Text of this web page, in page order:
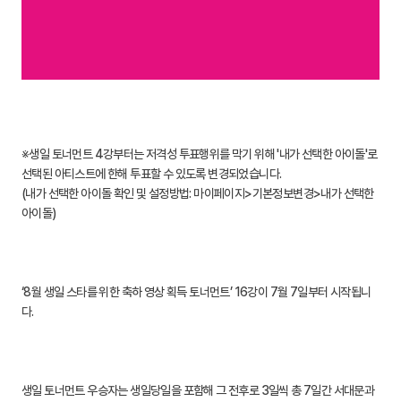
※생일 토너먼트 4강부터는 저격성 투표행위를 막기 위해 '내가 선택한 아이돌'로
선택된 아티스트에 한해 투표할 수 있도록 변경되었습니다.
(내가 선택한 아이돌 확인 및 설정방법: 마이페이지>기본정보변경>내가 선택한
아이돌)
‘8월 생일 스타를 위한 축하 영상 획득 토너먼트’ 16강이 7월 7일부터 시작됩니
다.
생일 토너먼트 우승자는 생일당일을 포함해 그 전후로 3일씩 총 7일간 서대문과